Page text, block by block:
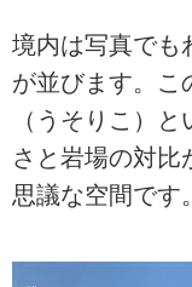
境内は写真でも
が並びます。こ
（うそりこ）
さと岩場の対比
思議な空間です。